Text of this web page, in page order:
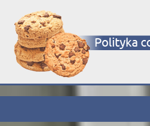
OKNA - DRZWI - BRAMY - ROLETY